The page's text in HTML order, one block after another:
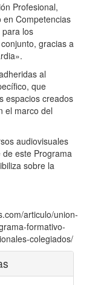
Profesional,
Competencias
los
gracias a
al
que
espacios creados
el marco del
audiovisuales
este Programa
sobre la
articulo/union-
formativo-
colegiados/